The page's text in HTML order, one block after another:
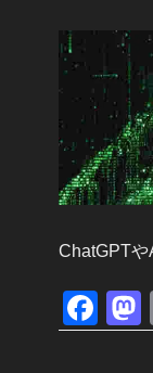
ChatGPTや
F
a